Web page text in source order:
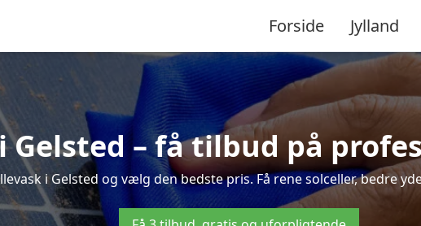
Forside Jylland
Gelsted – få tilbud på
i Gelsted og vælg den bedste pris. Få rene solceller, bedre